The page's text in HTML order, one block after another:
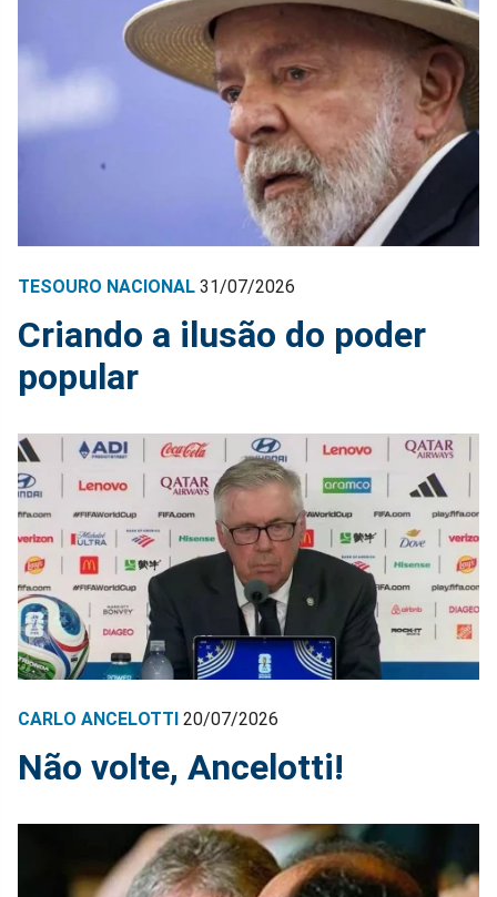
TESOURO NACIONAL 31/07/2026
Criando a ilusão do poder
popular
CARLO ANCELOTTI 20/07/2026
Não volte, Ancelotti!